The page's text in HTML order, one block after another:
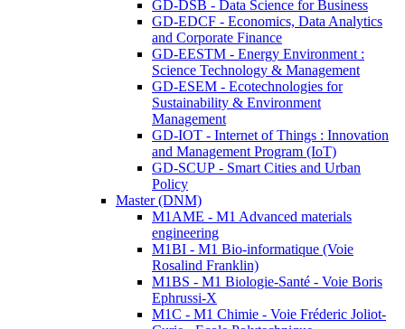
GD-DSB - Data Science for Business
GD-EDCF - Economics, Data Analytics
and Corporate Finance
GD-EESTM - Energy Environment :
Science Technology & Management
GD-ESEM - Ecotechnologies for
Sustainability & Environment
Management
GD-IOT - Internet of Things : Innovation
and Management Program (IoT)
GD-SCUP - Smart Cities and Urban
Policy
Master (DNM)
M1AME - M1 Advanced materials
engineering
M1BI - M1 Bio-informatique (Voie
Rosalind Franklin)
M1BS - M1 Biologie-Santé - Voie Boris
Ephrussi-X
M1C - M1 Chimie - Voie Fréderic Joliot-